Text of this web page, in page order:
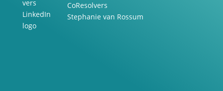
CoResolvers
Stephanie van Rossum